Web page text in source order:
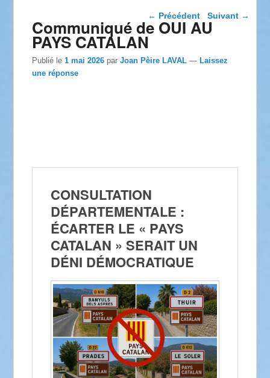
Navigation dans les
← Précédent Suivant →
Communiqué de OUI AU
PAYS CATALAN
Publié le1 mai 2026 parJoan Pèire LAVAL —Laissez
une réponse
CONSULTATION
DÉPARTEMENTALE :
ÉCARTER LE « PAYS
CATALAN » SERAIT UN
DÉNI DÉMOCRATIQUE